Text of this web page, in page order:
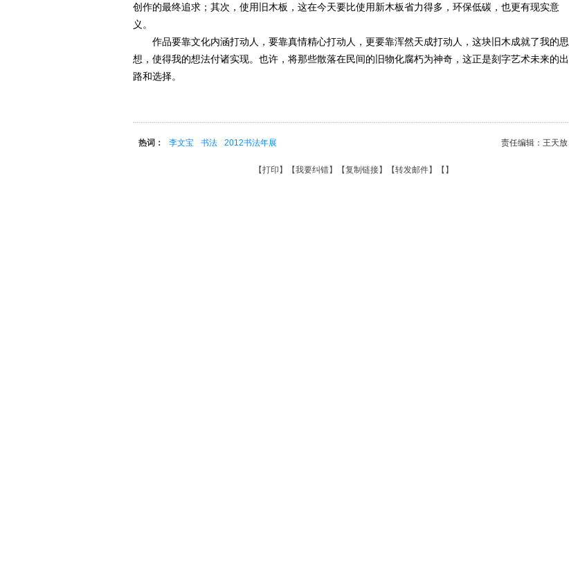
创作的最终追求；其次，使用旧木板，这在今天要比使用新木板省力得多，环保低碳，也更有现实意
义。
作品要靠文化内涵打动人，要靠真情精心打动人，更要靠浑然天成打动人，这块旧木成就了我的思
想，使得我的想法付诸实现。也许，将那些散落在民间的旧物化腐朽为神奇，这正是刻字艺术未来的出
路和选择。
责任编辑：王天放
热词： 李文宝 书法 2012书法年展
【打印 】【我要纠错】【复制链接】【转发邮件】【 】